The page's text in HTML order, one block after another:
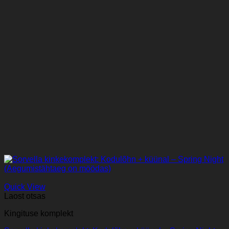
Quick View
Laost otsas
Kingituse komplekt